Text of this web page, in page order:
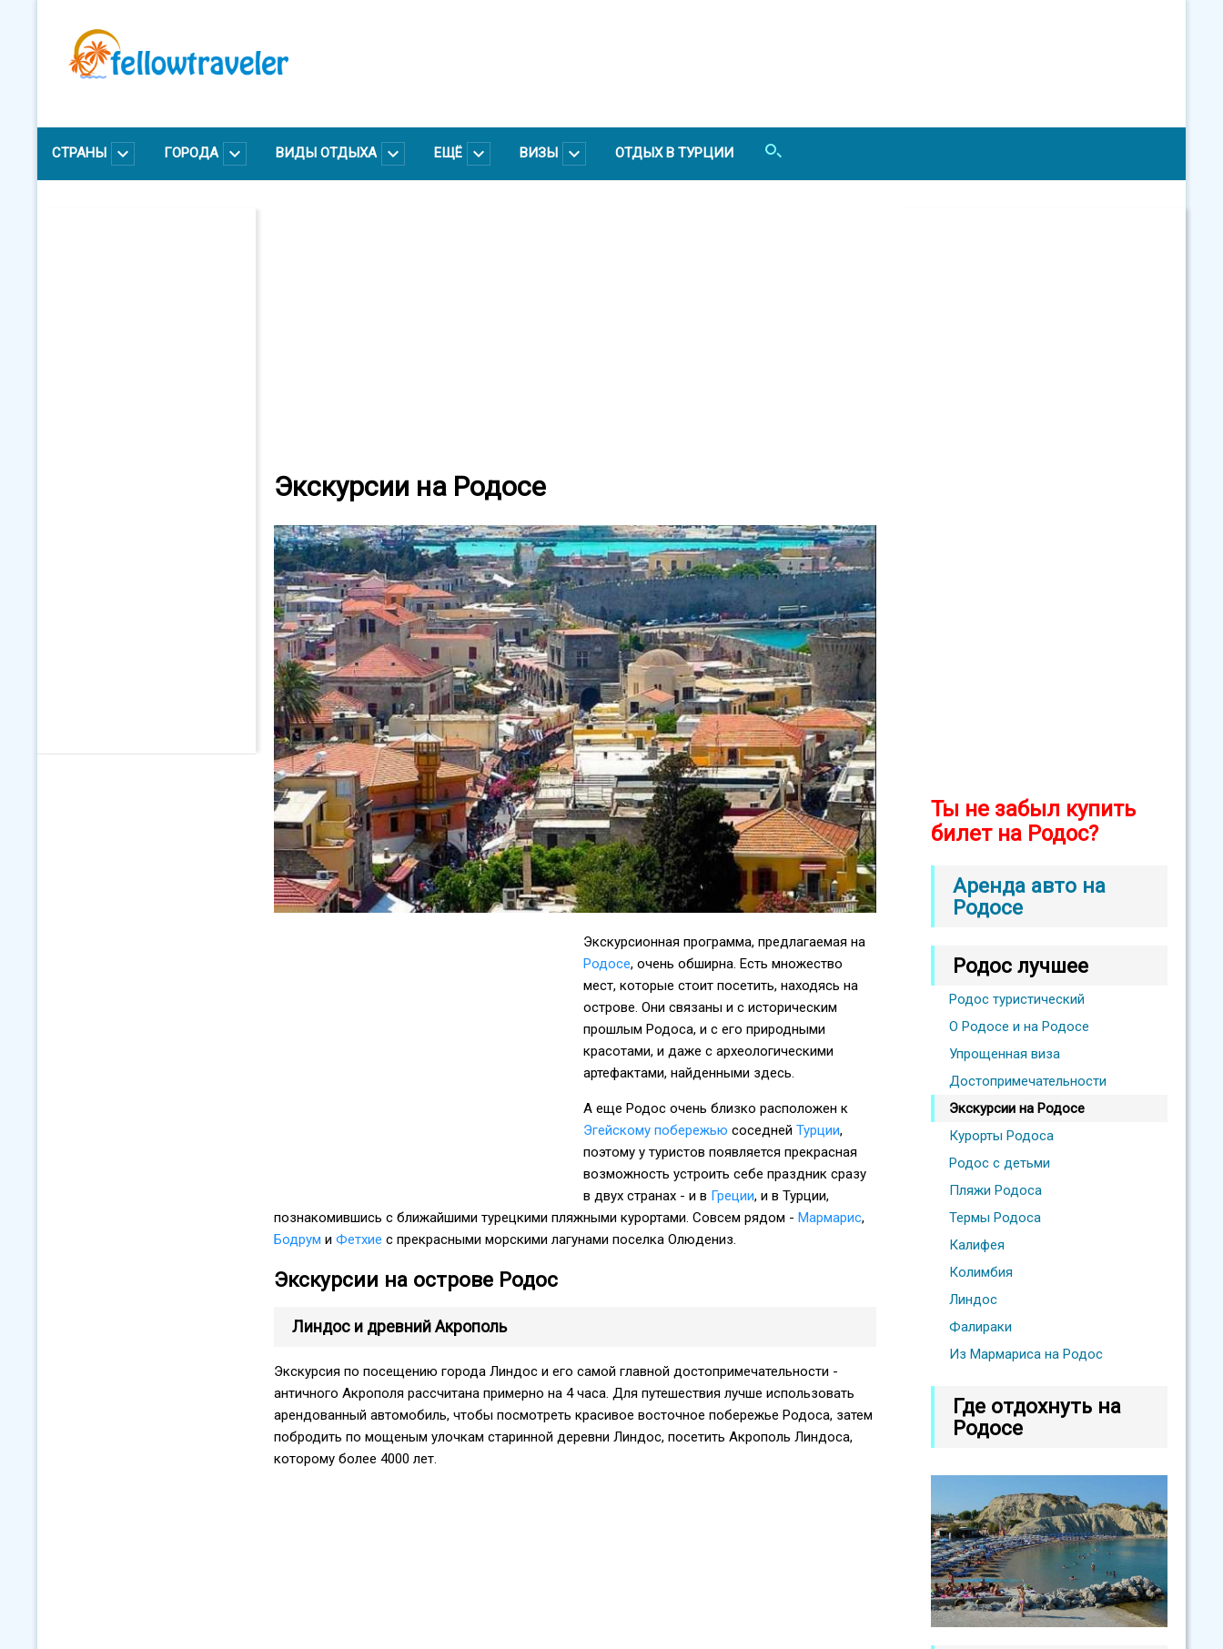
содержанию
СТРАНЫ ГОРОДА ВИДЫ ОТДЫХА ЕЩЁ ВИЗЫ ОТДЫХ В ТУРЦИИ
Экскурсии на Родосе
Экскурсионная программа, предлагаемая на
Родосе, очень обширна. Есть множество
мест, которые стоит посетить, находясь на
острове. Они связаны и с историческим
прошлым Родоса, и с его природными
красотами, и даже с археологическими
артефактами, найденными здесь.
А еще Родос очень близко расположен к
Эгейскому побережью соседней Турции,
поэтому у туристов появляется прекрасная
возможность устроить себе праздник сразу
в двух странах - и в Греции, и в Турции,
познакомившись с ближайшими турецкими пляжными курортами. Совсем рядом - Мармарис,
Бодрум и Фетхие с прекрасными морскими лагунами поселка Олюдениз.
Экскурсии на острове Родос
Линдос и древний Акрополь
Экскурсия по посещению города Линдос и его самой главной достопримечательности -
античного Акрополя рассчитана примерно на 4 часа. Для путешествия лучше использовать
арендованный автомобиль, чтобы посмотреть красивое восточное побережье Родоса, затем
побродить по мощеным улочкам старинной деревни Линдос, посетить Акрополь Линдоса,
которому более 4000 лет.
Ты не забыл купить
билет на Родос?
Аренда авто на
Родосе
Родос лучшее
Родос туристический
О Родосе и на Родосе
Упрощенная виза
Достопримечательности
Экскурсии на Родосе
Курорты Родоса
Родос с детьми
Пляжи Родоса
Термы Родоса
Калифея
Колимбия
Линдос
Фалираки
Из Мармариса на Родос
Где отдохнуть на
Родосе